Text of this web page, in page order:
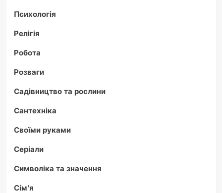
Психологія
Релігія
Робота
Розваги
Садівництво та рослини
Сантехніка
Своїми руками
Серіали
Символіка та значення
Сім'я